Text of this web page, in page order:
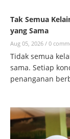
Tak Semua
yang Sama
Aug 05, 2026 / 0
Tidak semua
sama. Setiap
penanganan